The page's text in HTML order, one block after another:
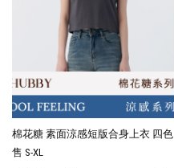
棉花糖 素面涼感短版合身上衣 四色
售 S-XL